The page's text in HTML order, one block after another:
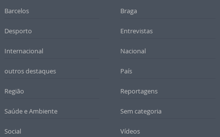
Barcelos Braga
Desporto Entrevistas
Internacional Nacional
outros destaques País
Região Reportagens
Saúde e Ambiente Sem categoria
Social Vídeos